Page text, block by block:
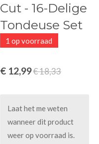
Cut - 16-Delige
Tondeuse Set
1 op voorraad
€ 12,99€ 18,33
Laat het me weten
wanneer dit product
weer op voorraad is.